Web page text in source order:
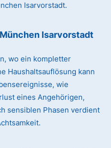
Isarvorstadt.
Isarvorstadt
wo ein kompletter
Haushaltsauflösung kann
wie
eines Angehörigen,
sensiblen Phasen verdient